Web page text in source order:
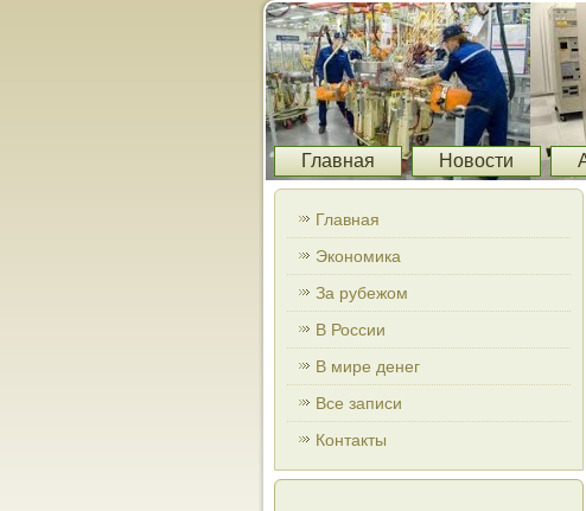
Главная Новости
Главная
Экономика
За рубежом
В России
В мире денег
Все записи
Контакты